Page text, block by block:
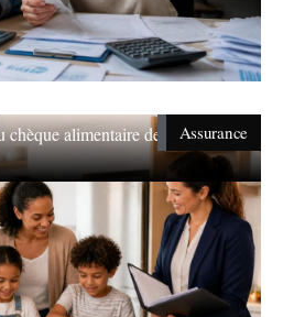
Assurance
alimentaire de révélés